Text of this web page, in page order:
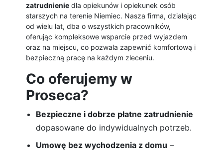
zatrudnienie dla opiekunów i opiekunek osób
starszych na terenie Niemiec. Nasza firma, działając
od wielu lat, dba o wszystkich pracowników,
oferując kompleksowe wsparcie przed wyjazdem
oraz na miejscu, co pozwala zapewnić komfortową i
bezpieczną pracę na każdym zleceniu.
Co oferujemy w
Proseca?
Bezpieczne i dobrze płatne zatrudnienie
dopasowane do indywidualnych potrzeb.
Umowę bez wychodzenia z domu –